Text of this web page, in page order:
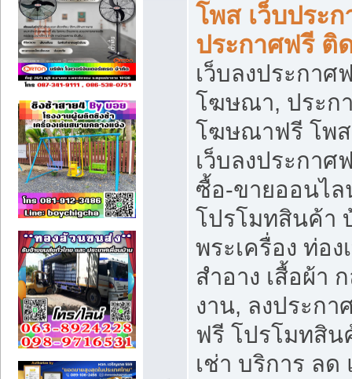
โพส เว็บประก
ประกาศฟรี ติ
เว็บลงประกา
โฆษณา, ประก
โฆษณาฟรี โพส
เว็บลงประกา
ซื้อ-ขายออนไล
โปรโมทสินค้า
พระเครื่อง ท่อง
สำอาง เสื้อผ้า
งาน, ลงประก
ฟรี โปรโมทสิ
เช่า บริการ ลด